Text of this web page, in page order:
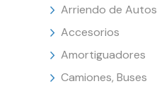
Arriendo de Autos
Accesorios
Amortiguadores
Camiones, Buses